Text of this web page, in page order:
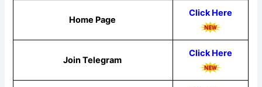
Home Page
Click Here
Join Telegram
Click Here